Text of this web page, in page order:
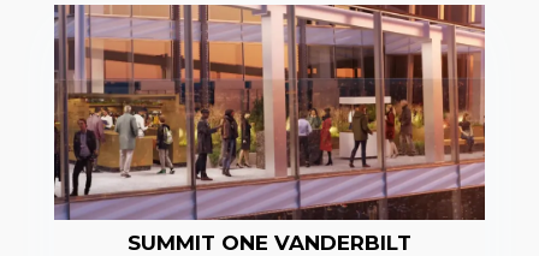
SUMMIT ONE VANDERBILT